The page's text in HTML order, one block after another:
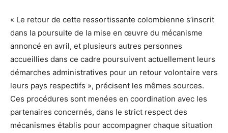
« Le retour de cette ressortissante colombienne s’inscrit
dans la poursuite de la mise en œuvre du mécanisme
annoncé en avril, et plusieurs autres personnes
accueillies dans ce cadre poursuivent actuellement leurs
démarches administratives pour un retour volontaire vers
leurs pays respectifs », précisent les mêmes sources.
Ces procédures sont menées en coordination avec les
partenaires concernés, dans le strict respect des
mécanismes établis pour accompagner chaque situation